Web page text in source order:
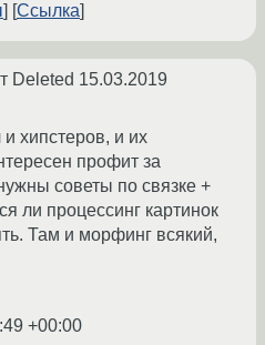
Ссылка
Deleted 15.03.2019
хипстеров, и их
профит за
советы по связке +
ли процессинг картинок
Там и морфинг всякий,
+00:00